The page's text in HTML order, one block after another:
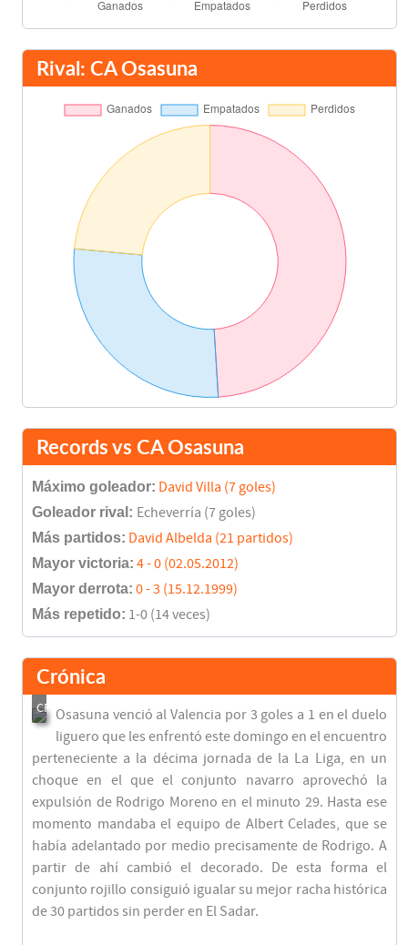
Chimy Ávila
Rival: CA Osasuna
Records vs CA Osasuna
Máximo goleador: David Villa (7 goles)
Goleador rival: Echeverría (7 goles)
Más partidos: David Albelda (21 partidos)
Mayor victoria: 4 - 0 (02.05.2012)
Mayor derrota: 0 - 3 (15.12.1999)
Más repetido: 1-0 (14 veces)
Crónica
Osasuna venció al Valencia por 3 goles a 1 en el duelo
liguero que les enfrentó este domingo en el encuentro
perteneciente a la décima jornada de la La Liga, en un
choque en el que el conjunto navarro aprovechó la
expulsión de Rodrigo Moreno en el minuto 29. Hasta ese
momento mandaba el equipo de Albert Celades, que se
había adelantado por medio precisamente de Rodrigo. A
partir de ahí cambió el decorado. De esta forma el
conjunto rojillo consiguió igualar su mejor racha histórica
de 30 partidos sin perder en El Sadar.